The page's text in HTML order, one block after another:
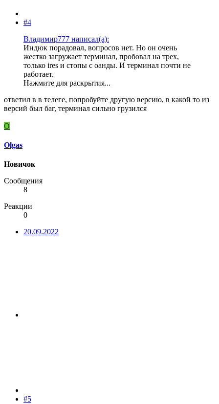
#4
Владимир777 написал(а):
Индюк порадовал, вопросов нет. Но он очень
жестко загружает терминал, пробовал на трех,
только ires и стопы с оанды. И терминал почти не
работает.
Нажмите для раскрытия...
ответил в в телеге, попробуйте другую версию, в какой то из
версий был баг, терминал сильно грузился
O
Olgas
Новичок
Сообщения
8
Реакции
0
20.09.2022
#5